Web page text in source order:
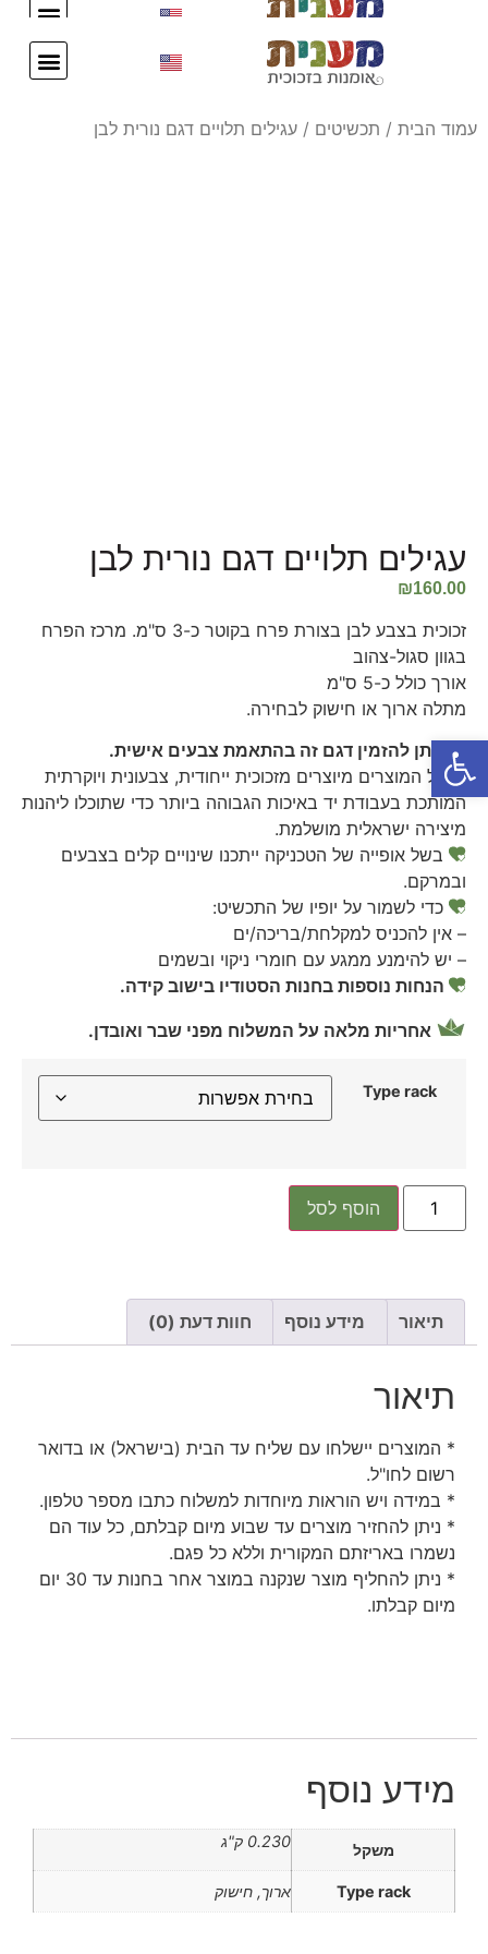
עמוד הבית / תכשיטים / עגילים תלויים דגם נורית לבן
עגילים תלויים דגם נורית לבן
₪160.00
זכוכית בצבע לבן בצורת פרח בקוטר כ-3 ס"מ. מרכז הפרח
בגוון סגול-צהוב
אורך כולל כ-5 ס"מ
מתלה ארוך או חישוק לבחירה.
ניתן להזמין דגם זה בהתאמת צבעים אישית.
כל המוצרים מיוצרים מזכוכית ייחודית, צבעונית ויוקרתית
המותכת בעבודת יד באיכות הגבוהה ביותר כדי שתוכלו ליהנות
מיצירה ישראלית מושלמת.
בשל אופייה של הטכניקה ייתכנו שינויים קלים בצבעים
ובמרקם.
כדי לשמור על יופיו של התכשיט:
– אין להכניס למקלחת/בריכה/ים
– יש להימנע ממגע עם חומרי ניקוי ובשמים
הנחות נוספות בחנות הסטודיו בישוב קידה.
אחריות מלאה על המשלוח מפני שבר ואובדן.
Type rack
הוסף לסל
תיאור מידע נוסף חוות דעת (0)
תיאור
* המוצרים יישלחו עם שליח עד הבית (בישראל) או בדואר
רשום לחו"ל.
* במידה ויש הוראות מיוחדות למשלוח כתבו מספר טלפון.
* ניתן להחזיר מוצרים עד שבוע מיום קבלתם, כל עוד הם
נשמרו באריזתם המקורית וללא כל פגם.
* ניתן להחליף מוצר שנקנה במוצר אחר בחנות עד 30 יום
מיום קבלתו.
מידע נוסף
משקל 0.230 ק"ג
Type rack ארוך, חישוק
פתח סרגל נגישות